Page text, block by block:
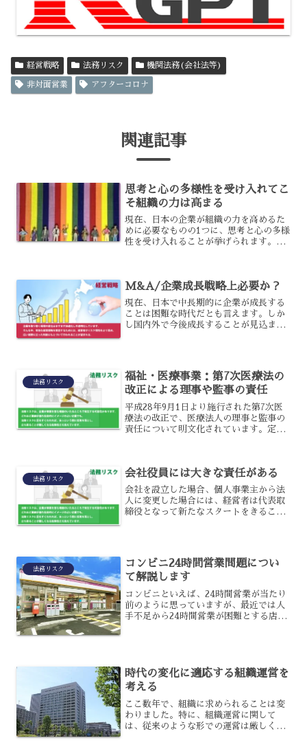
経営戦略 法務リスク 機関法務(会社法等)
非対面営業 アフターコロナ
関連記事
思考と心の多様性を受け入れてこ
そ組織の力は高まる
現在、日本の企業が組織の力を高めるた
めに必要なものの1つに、思考と心の多様
性を受け入れることが挙げられます。そ
ので、企業にどう生かす...
M&A/企業成長戦略上必要か？
現在、日本で中長期的に企業が成長する
ことは困難な時代だとも言えます。しか
し国内外で今後成長することが見込まれ
法務リスク
福祉・医療事業：第7次医療法の
改正による理事や監事の責任
平成28年9月1日より施行された第7次医
療法の改正で、医療法人の理事と監事の
責任について明文化されています。定款
法務リスク 会社役員には大きな責任がある
会社を設立した場合、個人事業主から法
人に変更した場合には、経営者は代表取
締役となって新たなスタートをきること
ような場合に責任を負うこ...
法務リスク
コンビニ24時間営業問題につい
て解説します
コンビニといえば、24時間営業が当たり
前のように思っていますが、最近では人
手不足から24時間営業が困難とする店舗
時代の変化に適応する組織運営を
考える
ここ数年で、組織に求められることは変
わりました。特に、組織運営に関して
は、従来のような形での運営は厳しくな